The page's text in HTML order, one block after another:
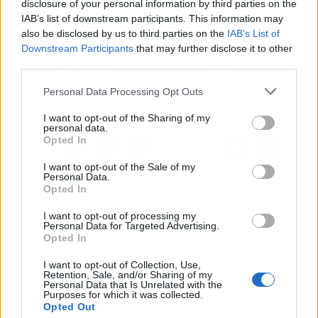
disclosure of your personal information by third parties on the
IAB’s list of downstream participants. This information may
also be disclosed by us to third parties on the IAB’s List of
Downstream Participants that may further disclose it to other
Personal Data Processing Opt Outs
I want to opt-out of the Sharing of my
personal data.
Opted In
I want to opt-out of the Sale of my
Personal Data.
Opted In
I want to opt-out of processing my
Personal Data for Targeted Advertising.
Opted In
I want to opt-out of Collection, Use,
Retention, Sale, and/or Sharing of my
Personal Data that Is Unrelated with the
Purposes for which it was collected.
Opted Out
Artículo anterior
Encontrar un excelente
servicio de reparación de
máquinas de coser a
Confemac
Artículo siguiente
Todo Llantas Shop es
una empresa destacada
para comprar llantas